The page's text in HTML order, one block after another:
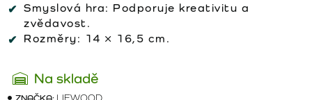
Smyslová hra: Podporuje kreativitu a
zvědavost.
Rozměry: 14 × 16,5 cm.
Na skladě
ZNAČKA: LIEWOOD